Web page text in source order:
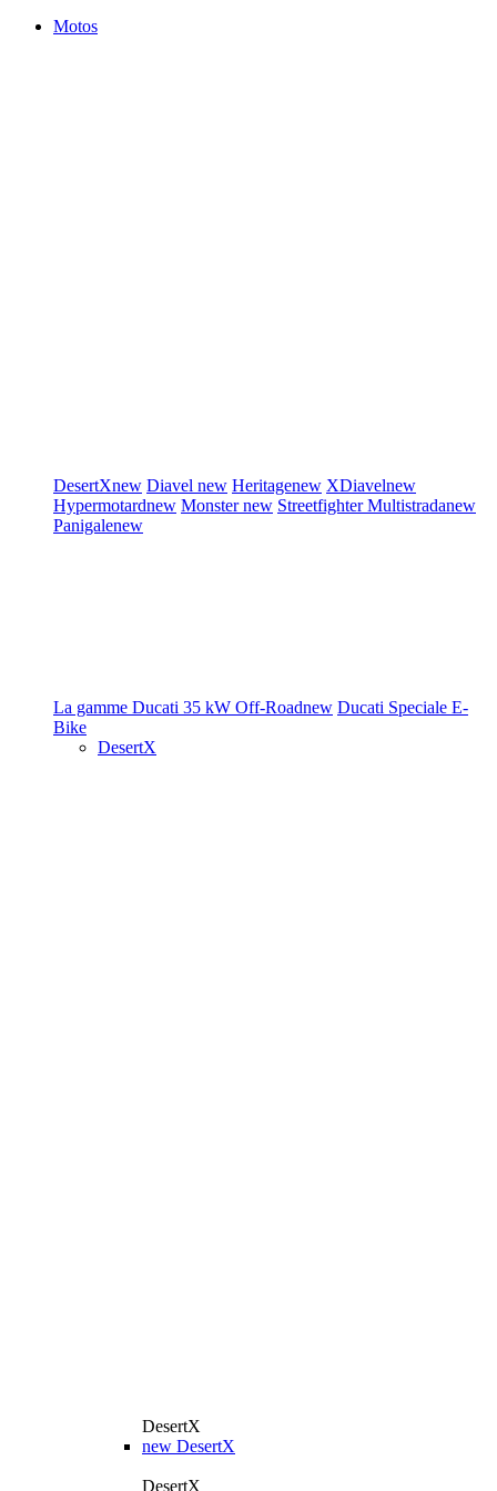
Motos
DesertXnew Diavel new Heritagenew XDiavelnew
Hypermotardnew Monsternew StreetfighterMultistradanew
Panigalenew
La gamme Ducati 35 kW Off-Roadnew Ducati Speciale E-
Bike
DesertX
DesertX
new DesertX
DesertX